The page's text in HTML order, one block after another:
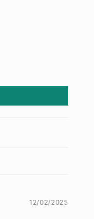
12/02/2025